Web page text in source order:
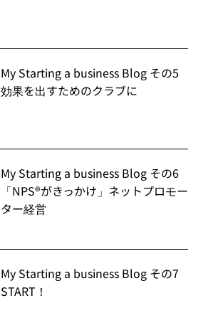
My Starting a business Blog その5
効果を出すためのクラブに
My Starting a business Blog その6
「NPS®️がきっかけ」ネットプロモー
ター経営
My Starting a business Blog その7
START！